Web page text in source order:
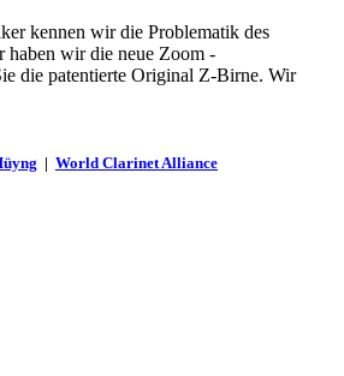
kennen wir die Problematik des
haben wir die neue Zoom -
die patentierte Original Z-Birne. Wir
| World Clarinet Alliance